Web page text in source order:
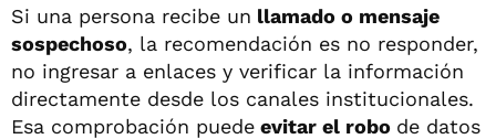
Si una persona recibe un llamado o mensaje
sospechoso, la recomendación es no responder,
no ingresar a enlaces y verificar la información
directamente desde los canales institucionales.
Esa comprobación puede evitar el robo de datos